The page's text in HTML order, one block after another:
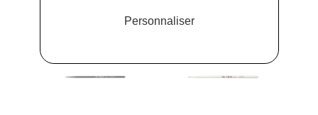
Personnaliser